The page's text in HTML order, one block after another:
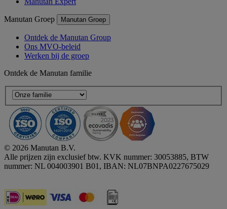
Manutan Groep Manutan Groep
Ontdek de Manutan Group
Ons MVO-beleid
Werken bij de groep
Ontdek de Manutan familie
© 2026 Manutan B.V.
Alle prijzen zijn exclusief btw. KVK nummer: 30053885, BTW
nummer: NL 004003901 B01, IBAN: NL07BNPA0227675029